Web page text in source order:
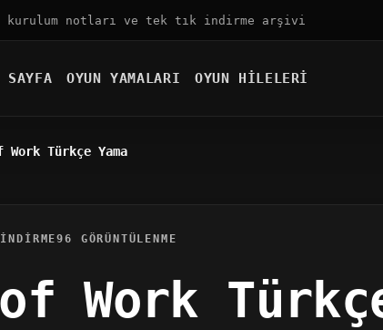
kurulum notları ve tek tık indirme arşivi
SAYFA OYUN YAMALARI OYUN HILELERI
Work Türkçe Yama
96 GÖRÜNTÜLENME
Work